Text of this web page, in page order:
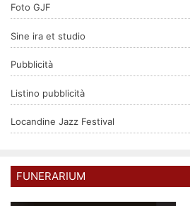
Foto GJF
Sine ira et studio
Pubblicità
Listino pubblicità
Locandine Jazz Festival
FUNERARIUM